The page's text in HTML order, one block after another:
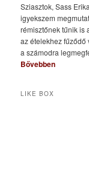
Sziasztok, Sass
igyekszem
rémisztőnek tűnik is
az ételekhez fűződő
a számodra
Bővebben
LIKE BOX